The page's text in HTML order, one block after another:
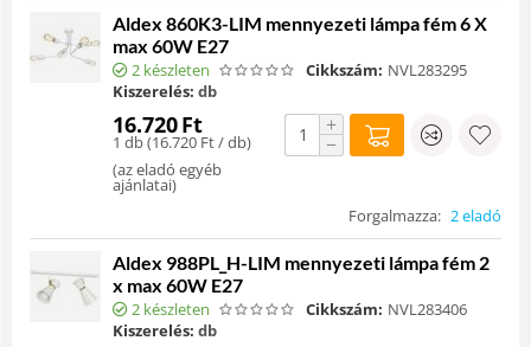
Aldex 860K3-LIM mennyezeti lámpa fém 6 X
max 60W E27
2 készleten Cikkszám: NVL283295
Kiszerelés: db
16.720Ft
1 db (16.720 Ft/ db)
(az eladó egyéb
ajánlatai)
+
−
Forgalmazza: 2 eladó
Aldex 988PL_H-LIM mennyezeti lámpa fém 2
x max 60W E27
2 készleten Cikkszám: NVL283406
Kiszerelés: db